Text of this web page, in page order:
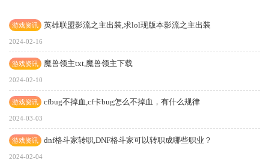
游戏资讯 英雄联盟影流之主出装,求lol现版本影流之主出装
2024-02-16
游戏资讯 魔兽领主txt,魔兽领主下载
2024-02-10
游戏资讯 cfbug不掉血,cf卡bug怎么不掉血，有什么规律
2024-03-03
游戏资讯 dnf格斗家转职,DNF格斗家可以转职成哪些职业？
2024-02-04